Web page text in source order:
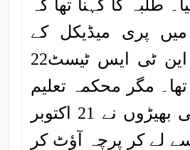
طلبہ کا کہنا تھا کہ
پری میڈیکل کے
داخلے کے لیے این ٹی ایس ٹیسٹ22
تھا۔ مگر محکمہ تعلیم
میں چھپی کالی بھیڑوں نے 21 اکتوبر
لے کر پرچہ آؤٹ کر